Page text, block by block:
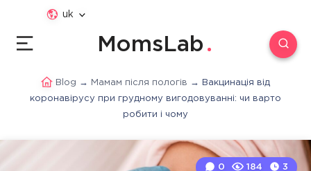
uk
MomsLab
Blog → Мамам після пологів → Вакцинація від
коронавірусу при грудному вигодовуванні: чи варто
робити і чому
0 184 3